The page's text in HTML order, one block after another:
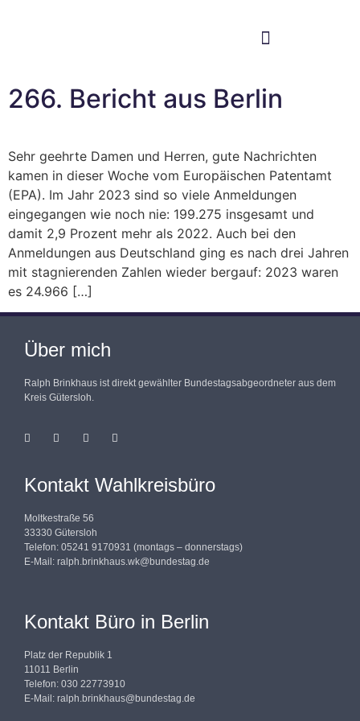
266. Bericht aus Berlin
Sehr geehrte Damen und Herren, gute Nachrichten
kamen in dieser Woche vom Europäischen Patentamt
(EPA). Im Jahr 2023 sind so viele Anmeldungen
eingegangen wie noch nie: 199.275 insgesamt und
damit 2,9 Prozent mehr als 2022. Auch bei den
Anmeldungen aus Deutschland ging es nach drei Jahren
mit stagnierenden Zahlen wieder bergauf: 2023 waren
es 24.966 […]
Über mich
Ralph Brinkhaus ist direkt gewählter Bundestagsabgeordneter aus dem
Kreis Gütersloh.
Kontakt Wahlkreisbüro
Moltkestraße 56
33330 Gütersloh
Telefon: 05241 9170931 (montags – donnerstags)
E-Mail: ralph.brinkhaus.wk@bundestag.de
Kontakt Büro in Berlin
Platz der Republik 1
11011 Berlin
Telefon: 030 22773910
E-Mail: ralph.brinkhaus@bundestag.de